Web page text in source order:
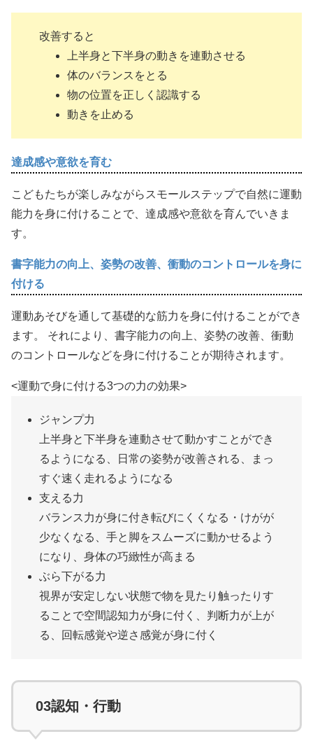
改善すると
上半身と下半身の動きを連動させる
体のバランスをとる
物の位置を正しく認識する
動きを止める
達成感や意欲を育む
こどもたちが楽しみながらスモールステップで自然に運動
能力を身に付けることで、達成感や意欲を育んでいきま
す。
書字能力の向上、姿勢の改善、衝動のコントロールを身に
付ける
運動あそびを通して基礎的な筋力を身に付けることができ
ます。 それにより、書字能力の向上、姿勢の改善、衝動
のコントロールなどを身に付けることが期待されます。
<運動で身に付ける3つの力の効果>
ジャンプ力
上半身と下半身を連動させて動かすことができ
るようになる、日常の姿勢が改善される、まっ
すぐ速く走れるようになる
支える力
バランス力が身に付き転びにくくなる・けがが
少なくなる、手と脚をスムーズに動かせるよう
になり、身体の巧緻性が高まる
ぶら下がる力
視界が安定しない状態で物を見たり触ったりす
ることで空間認知力が身に付く、判断力が上が
る、回転感覚や逆さ感覚が身に付く
03認知・行動